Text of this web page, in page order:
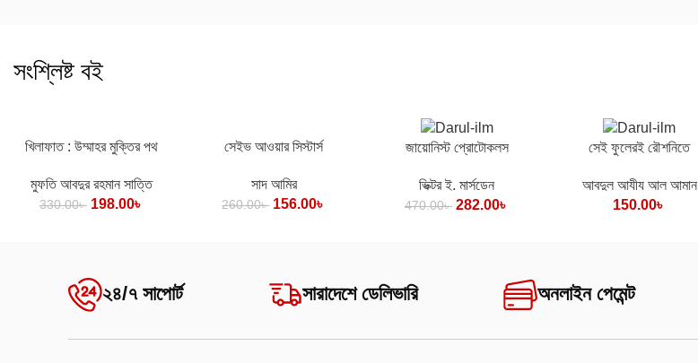
সংশ্লিষ্ট বই
কার্টে যোগ করুন
খিলাফাত : উম্মাহর মুক্তির পথ
মুফতি আবদুর রহমান সাত্তি
330.00৳ 198.00৳
কার্টে যোগ করুন
সেইভ আওয়ার সিস্টার্স
সাদ আমির
260.00৳ 156.00৳
কার্টে যোগ করুন
জায়োনিস্ট প্রোটোকলস
ভিক্টর ই. মার্সডেন
470.00৳ 282.00৳
কার্টে যোগ করুন
সেই ফুলেরই রৌশনিতে
আবদুল আযীয আল আমান
150.00৳
২৪/৭ সাপোর্ট সারাদেশে ডেলিভারি অনলাইন পেমেন্ট